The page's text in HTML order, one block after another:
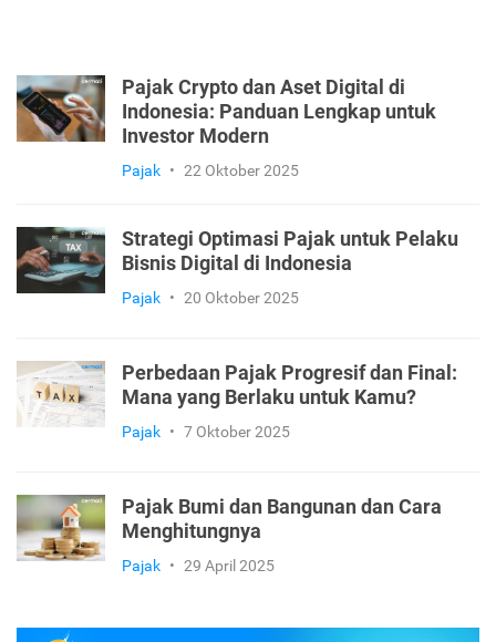
Pajak Crypto dan Aset Digital di
Indonesia: Panduan Lengkap untuk
Investor Modern
Pajak • 22 Oktober 2025
Strategi Optimasi Pajak untuk Pelaku
Bisnis Digital di Indonesia
Pajak • 20 Oktober 2025
Perbedaan Pajak Progresif dan Final:
Mana yang Berlaku untuk Kamu?
Pajak • 7 Oktober 2025
Pajak Bumi dan Bangunan dan Cara
Menghitungnya
Pajak • 29 April 2025